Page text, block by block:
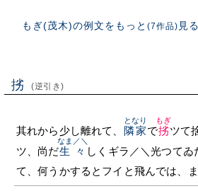
もぎ(茂木)の例文をもっと (7作品) 見る
挘 (逆引き)
其れから少し離れて、 隣家
となり
で挘
もぎ
ツて
ツ、尚だ生々
なま／＼
しくギラ／＼光つてゐ
て、何うかするとフイと飛んでは、